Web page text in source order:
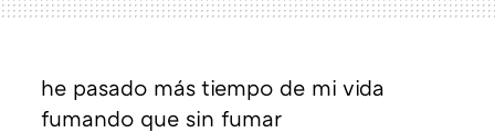
he pasado más tiempo de mi vida
fumando que sin fumar